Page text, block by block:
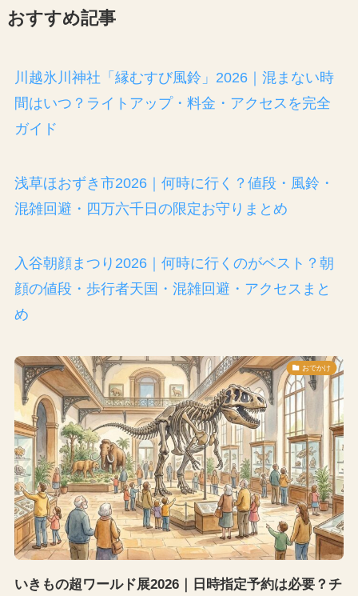
おすすめ記事
川越氷川神社「縁むすび風鈴」2026｜混まない時
間はいつ？ライトアップ・料金・アクセスを完全
ガイド
浅草ほおずき市2026｜何時に行く？値段・風鈴・
混雑回避・四万六千日の限定お守りまとめ
入谷朝顔まつり2026｜何時に行くのがベスト？朝
顔の値段・歩行者天国・混雑回避・アクセスまと
め
おでかけ
いきもの超ワールド展2026｜日時指定予約は必要？チ